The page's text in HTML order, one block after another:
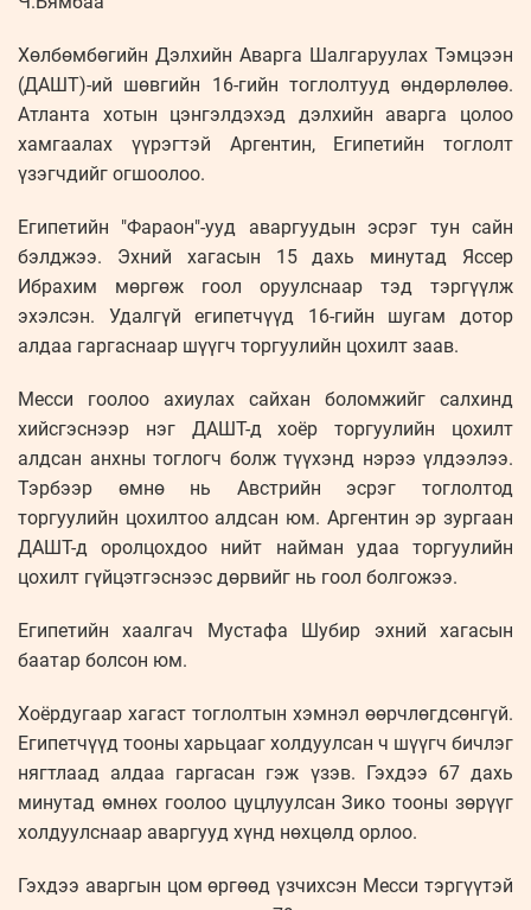
Хөлбөмбөгийн Дэлхийн Аварга Шалгаруулах Тэмцээн
(ДАШТ)-ий шөвгийн 16-гийн тоглолтууд өндөрлөлөө.
Атланта хотын цэнгэлдэхэд дэлхийн аварга цолоо
хамгаалах үүрэгтэй Аргентин, Египетийн тоглолт
үзэгчдийг огшоолоо.
Египетийн "Фараон"-ууд аваргуудын эсрэг тун сайн
бэлджээ. Эхний хагасын 15 дахь минутад Яссер
Ибрахим мөргөж гоол оруулснаар тэд тэргүүлж
эхэлсэн. Удалгүй египетчүүд 16-гийн шугам дотор
алдаа гаргаснаар шүүгч торгуулийн цохилт заав.
Месси гоолоо ахиулах сайхан боломжийг салхинд
хийсгэснээр нэг ДАШТ-д хоёр торгуулийн цохилт
алдсан анхны тоглогч болж түүхэнд нэрээ үлдээлээ.
Тэрбээр өмнө нь Австрийн эсрэг тоглолтод
торгуулийн цохилтоо алдсан юм. Аргентин эр зургаан
ДАШТ-д оролцохдоо нийт найман удаа торгуулийн
цохилт гүйцэтгэснээс дөрвийг нь гоол болгожээ.
Египетийн хаалгач Мустафа Шубир эхний хагасын
баатар болсон юм.
Хоёрдугаар хагаст тоглолтын хэмнэл өөрчлөгдсөнгүй.
Египетчүүд тооны харьцааг холдуулсан ч шүүгч бичлэг
нягтлаад алдаа гаргасан гэж үзэв. Гэхдээ 67 дахь
минутад өмнөх гоолоо цуцлуулсан Зико тооны зөрүүг
холдуулснаар аваргууд хүнд нөхцөлд орлоо.
Гэхдээ аваргын цом өргөөд үзчихсэн Месси тэргүүтэй